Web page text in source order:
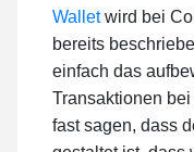
Walletwird bei
bereits
einfach das
Transaktionen
fast sagen, dass